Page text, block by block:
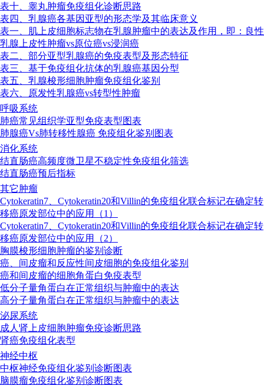
表十、睾丸肿瘤免疫组化诊断思路
表四、乳腺癌各基因亚型的形态学及其临床意义
表一、肌上皮细胞标志物在乳腺肿瘤中的表达及作用，即：良性
乳腺上皮性肿瘤vs原位癌vs浸润癌
表二、部分亚型乳腺癌的免疫表型及形态特征
表三、基于免疫组化抗体的乳腺癌基因分型
表五、乳腺梭形细胞肿瘤免疫组化鉴别
表六、原发性乳腺癌vs转型性肿瘤
呼吸系统
肺癌常见组织学亚型免疫表型图表
肺腺癌Vs肺转移性腺癌 免疫组化鉴别图表
消化系统
结直肠癌高频度微卫星不稳定性免疫组化筛选
结直肠癌预后指标
其它肿瘤
Cytokeratin7、Cytokeratin20和Villin的免疫组化联合标记在确定转
移癌原发部位中的应用（1）
Cytokeratin7、Cytokeratin20和Villin的免疫组化联合标记在确定转
移癌原发部位中的应用（2）
胸膜梭形细胞肿瘤的鉴别诊断
癌、间皮瘤和反应性间皮细胞的免疫组化鉴别
癌和间皮瘤的细胞角蛋白免疫表型
低分子量角蛋白在正常组织与肿瘤中的表达
高分子量角蛋白在正常组织与肿瘤中的表达
泌尿系统
成人肾上皮细胞肿瘤免疫诊断思路
肾癌免疫组化表型
神经中枢
中枢神经免疫组化鉴别诊断图表
脑膜瘤免疫组化鉴别诊断图表